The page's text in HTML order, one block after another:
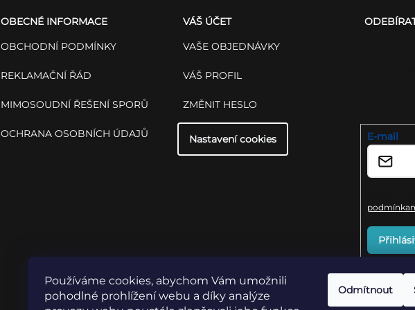
Používáme cookies, abychom Vám umožnili
pohodlné prohlížení webu a díky analýze
Odmítnout
OBECNÉ INFORMACE
OBCHODNÍ PODMÍNKY
REKLAMAČNÍ ŘÁD
MIMOSOUDNÍ ŘEŠENÍ SPORŮ
OCHRANA OSOBNÍCH ÚDAJŮ
VÁŠ ÚČET
VAŠE OBJEDNÁVKY
VÁŠ PROFIL
ZMĚNIT HESLO
Nastavení cookies E-mail